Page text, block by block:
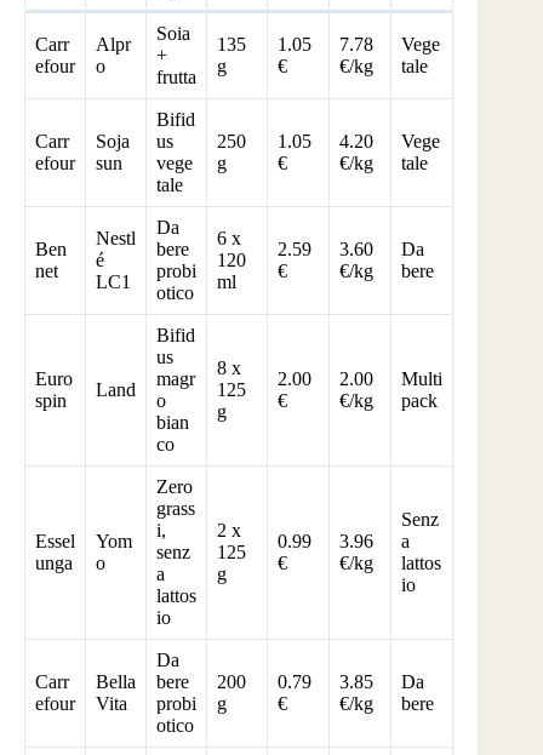
Carr
efour
Alpr
o
Soia
+
frutta
135
g
1.05
€
7.78
€/kg
Vege
tale
Carr
efour
Soja
sun
Bifid
us
vege
tale
250
g
1.05
€
4.20
€/kg
Vege
tale
Ben
net
Nestl
é
LC1
Da
bere
probi
otico
6 x
120
ml
2.59
€
3.60
€/kg
Da
bere
Euro
spin
Land
Bifid
us
magr
o
bian
co
8 x
125
g
2.00
€
2.00
€/kg
Multi
pack
Essel
unga
Yom
o
Zero
grass
i,
senz
a
lattos
io
2 x
125
g
0.99
€
3.96
€/kg
Senz
a
lattos
io
Carr
efour
Bella
Vita
Da
bere
probi
otico
200
g
0.79
€
3.85
€/kg
Da
bere